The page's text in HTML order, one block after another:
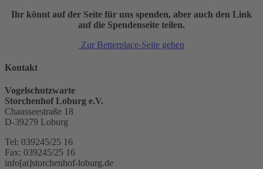
Ihr könnt auf der Seite für uns spenden, aber auch den Link
auf die Spendenseite teilen.
Zur Betterplace-Seite gehen
Kontakt
Vogelschutzwarte
Storchenhof Loburg e.V.
Chausseestraße 18
D-39279 Loburg
Tel: 039245/25 16
Fax: 039245/25 16
info[at]storchenhof-loburg.de